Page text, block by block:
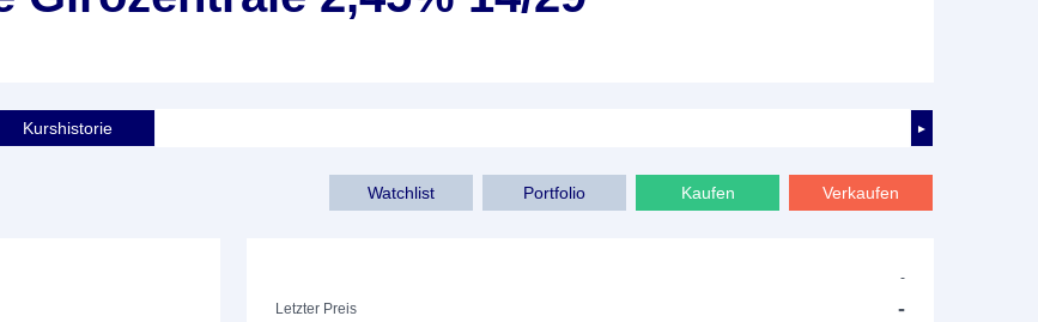
►
Kurshistorie
Verkaufen
Kaufen
Portfolio
Watchlist
-
Letzter Preis
-